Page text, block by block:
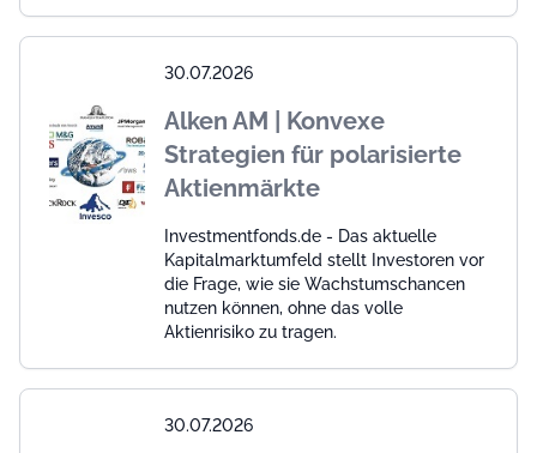
30.07.2026
Alken AM | Konvexe
Strategien für polarisierte
Aktienmärkte
Investmentfonds.de - Das aktuelle
Kapitalmarktumfeld stellt Investoren vor
die Frage, wie sie Wachstumschancen
nutzen können, ohne das volle
Aktienrisiko zu tragen.
30.07.2026